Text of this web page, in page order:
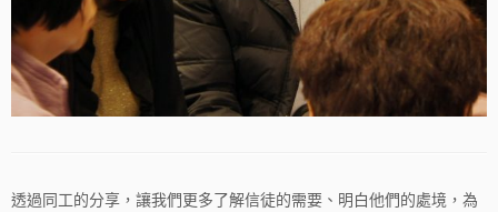
透過同工的分享，讓我們更多了解信徒的需要、明白他們的處境，為